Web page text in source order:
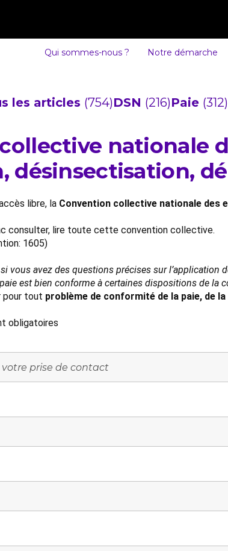
Qui sommes-nous ? Notre démarche
les articles (754)DSN (216)Paie (312)
nationale
désinsectisation,
libre, la Convention collective nationale des
consulter, lire toute cette convention collective.
1605)
vous avez des questions précises sur
est bien conforme à certaines dispositions de la
pour tout problème de conformité de la paie, de
obligatoires